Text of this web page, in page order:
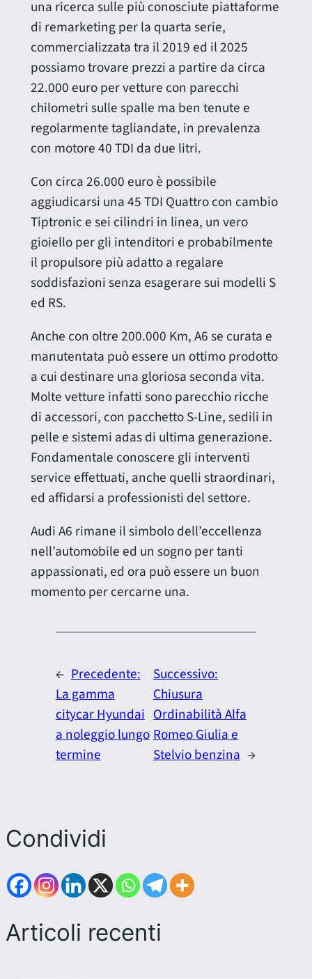
una ricerca sulle più conosciute piattaforme
di remarketing per la quarta serie,
commercializzata tra il 2019 ed il 2025
possiamo trovare prezzi a partire da circa
22.000 euro per vetture con parecchi
chilometri sulle spalle ma ben tenute e
regolarmente tagliandate, in prevalenza
con motore 40 TDI da due litri.
Con circa 26.000 euro è possibile
aggiudicarsi una 45 TDI Quattro con cambio
Tiptronic e sei cilindri in linea, un vero
gioiello per gli intenditori e probabilmente
il propulsore più adatto a regalare
soddisfazioni senza esagerare sui modelli S
ed RS.
Anche con oltre 200.000 Km, A6 se curata e
manutentata può essere un ottimo prodotto
a cui destinare una gloriosa seconda vita.
Molte vetture infatti sono parecchio ricche
di accessori, con pacchetto S-Line, sedili in
pelle e sistemi adas di ultima generazione.
Fondamentale conoscere gli interventi
service effettuati, anche quelli straordinari,
ed affidarsi a professionisti del settore.
Audi A6 rimane il simbolo dell’eccellenza
nell’automobile ed un sogno per tanti
appassionati, ed ora può essere un buon
momento per cercarne una.
← Precedente:
La gamma
citycar Hyundai
a noleggio lungo
termine
Successivo:
Chiusura
Ordinabilità Alfa
Romeo Giulia e
Stelvio benzina →
Condividi
Articoli recenti